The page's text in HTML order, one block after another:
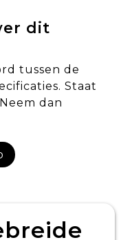
dit
tussen de
Staat
dan